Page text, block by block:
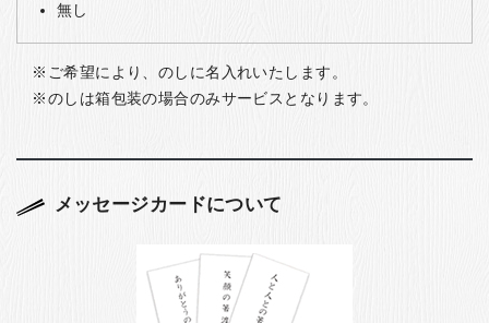
無し
ご希望により、のしに名入れいたします。
のしは箱包装の場合のみサービスとなります。
メッセージカードについて